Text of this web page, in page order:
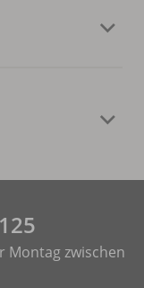
Montag zwischen